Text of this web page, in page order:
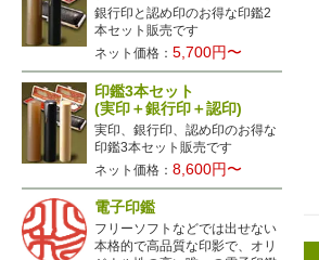
銀行印と認め印のお得な印鑑2
本セット販売です
ネット価格：5,700円〜
印鑑3本セット
(実印＋銀行印＋認印)
実印、銀行印、認め印のお得な
印鑑3本セット販売です
ネット価格：8,600円〜
電子印鑑
フリーソフトなどでは出せない
本格的で高品質な印影で、オリ